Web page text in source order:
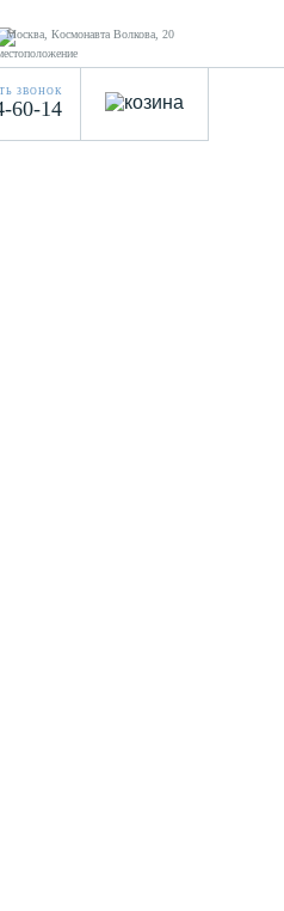
Москва, Космонавта Волкова, 20
ЗВОНОК
60-14